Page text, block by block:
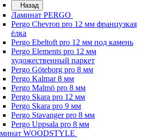
Назад
Ламинат PERGO
Pergo Chevron pro 12 мм французкая
ёлка
Pergo Ebeltoft pro 12 мм под камень
Pergo Elements pro 12 мм
художественный паркет
Pergo Göteborg pro 8 мм
Pergo Kalmar 8 мм
Pergo Malmö pro 8 мм
Pergo Skara pro 12 мм
Pergo Skara pro 9 мм
Pergo Stavanger pro 8 мм
Pergo Uppsala pro 8 мм
WOODSTYLE